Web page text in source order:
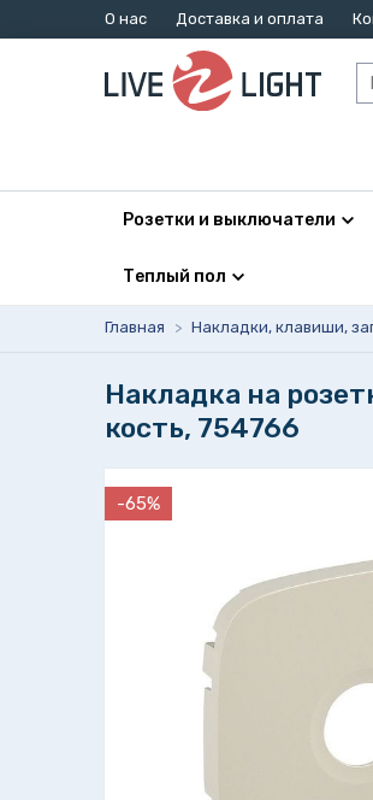
О нас Доставка и оплата
Розетки и выключатели
Теплый пол
Главная > Накладки, клавиши,
Накладка на
кость, 754766
-65%